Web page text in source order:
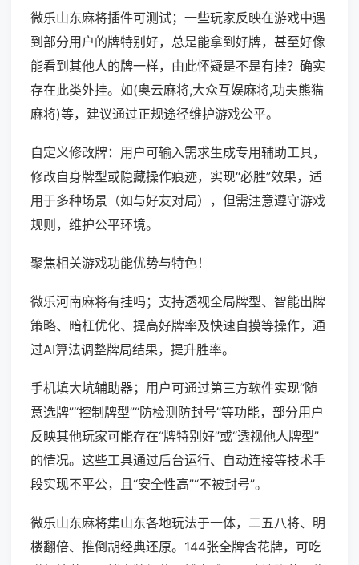
微乐山东麻将插件可测试；一些玩家反映在游戏中遇
到部分用户的牌特别好，总是能拿到好牌，甚至好像
能看到其他人的牌一样，由此怀疑是不是有挂？确实
存在此类外挂。如(奥云麻将,大众互娱麻将,功夫熊猫
麻将)等，建议通过正规途径维护游戏公平。
自定义修改牌：用户可输入需求生成专用辅助工具，
修改自身牌型或隐藏操作痕迹，实现“必胜”效果，适
用于多种场景（如与好友对局），但需注意遵守游戏
规则，维护公平环境。
聚焦相关游戏功能优势与特色！
微乐河南麻将有挂吗；支持透视全局牌型、智能出牌
策略、暗杠优化、提高好牌率及快速自摸等操作，通
过AI算法调整牌局结果，提升胜率。
手机填大坑辅助器；用户可通过第三方软件实现“随
意选牌”“控制牌型”“防检测防封号”等功能，部分用户
反映其他玩家可能存在“牌特别好”或“透视他人牌型”
的情况。这些工具通过后台运行、自动连接等技术手
段实现不平公，且“安全性高”“不被封号”。
微乐山东麻将集山东各地玩法于一体，二五八将、明
楼翻倍、推倒胡经典还原。144张全牌含花牌，可吃